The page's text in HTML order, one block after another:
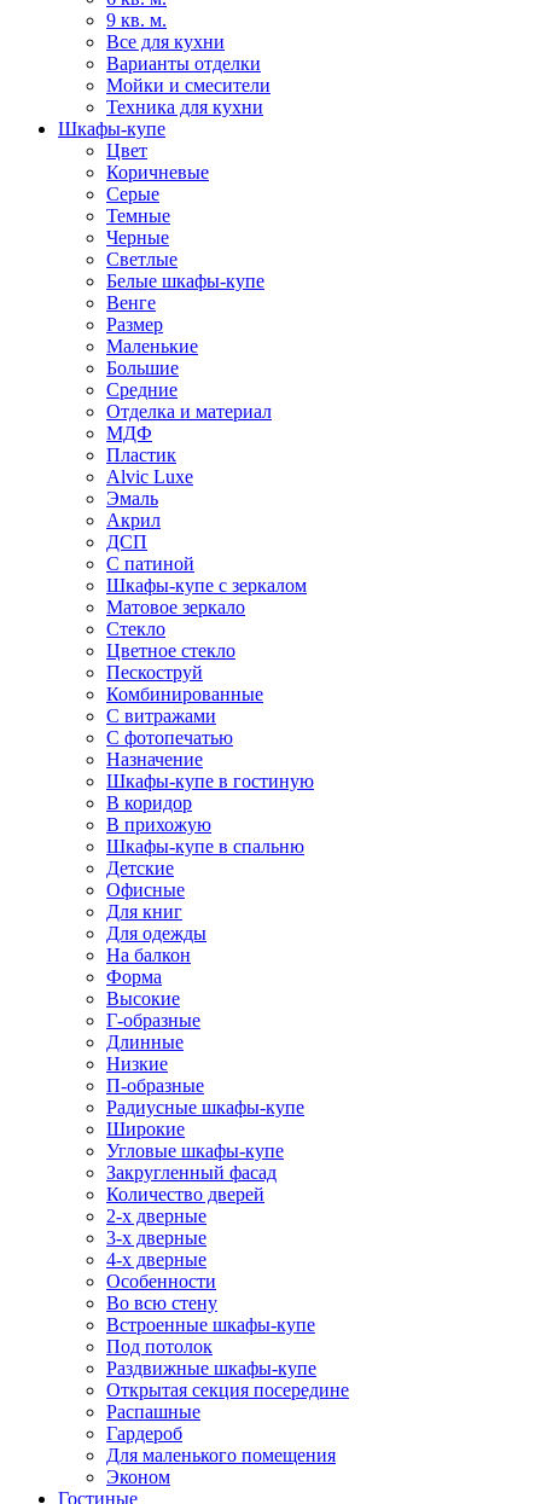
9 кв. м.
Все для кухни
Варианты отделки
Мойки и смесители
Техника для кухни
Шкафы-купе
Цвет
Коричневые
Серые
Темные
Черные
Светлые
Белые шкафы-купе
Венге
Размер
Маленькие
Большие
Средние
Отделка и материал
МДФ
Пластик
Alvic Luxe
Эмаль
Акрил
ДСП
С патиной
Шкафы-купе с зеркалом
Матовое зеркало
Стекло
Цветное стекло
Пескоструй
Комбинированные
С витражами
С фотопечатью
Назначение
Шкафы-купе в гостиную
В коридор
В прихожую
Шкафы-купе в спальню
Детские
Офисные
Для книг
Для одежды
На балкон
Форма
Высокие
Г-образные
Длинные
Низкие
П-образные
Радиусные шкафы-купе
Широкие
Угловые шкафы-купе
Закругленный фасад
Количество дверей
2-х дверные
3-х дверные
4-х дверные
Особенности
Во всю стену
Встроенные шкафы-купе
Под потолок
Раздвижные шкафы-купе
Открытая секция посередине
Распашные
Гардероб
Для маленького помещения
Эконом
Гостиные